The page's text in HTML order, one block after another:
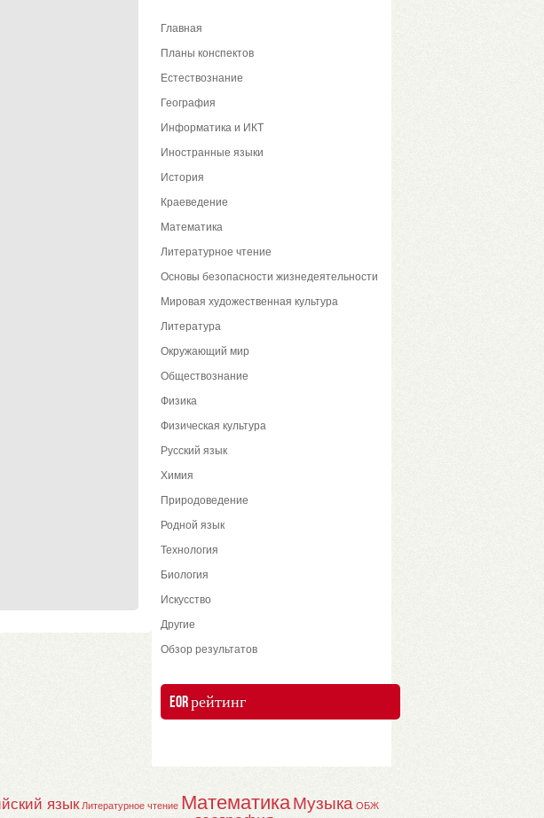
Главная
Планы конспектов
Естествознание
География
Информатика и ИКТ
Иностранные языки
История
Краеведение
Математика
Литературное чтение
Основы безопасности жизнедеятельности
Мировая художественная культура
Литература
Окружающий мир
Обществознание
Физика
Физическая культура
Русский язык
Химия
Природоведение
Родной язык
Технология
Биология
Искусство
Другие
Обзор результатов
EOR рейтинг
язык Литературное чтение МатематикаМузыка ОБЖ